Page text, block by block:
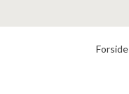
Forside